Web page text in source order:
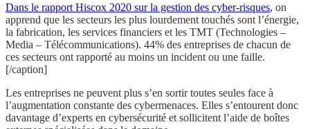
Dans le rapport Hiscox 2020 sur la gestion des cyber-risques, on
apprend que les secteurs les plus lourdement touchés sont l’énergie,
la fabrication, les services financiers et les TMT (Technologies –
Media – Télécommunications). 44% des entreprises de chacun de
ces secteurs ont rapporté au moins un incident ou une faille.
[/caption]
Les entreprises ne peuvent plus s’en sortir toutes seules face à
l’augmentation constante des cybermenaces. Elles s’entourent donc
davantage d’experts en cybersécurité et sollicitent l’aide de boîtes